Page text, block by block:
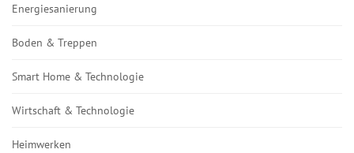
Energiesanierung
Boden & Treppen
Smart Home & Technologie
Wirtschaft & Technologie
Heimwerken